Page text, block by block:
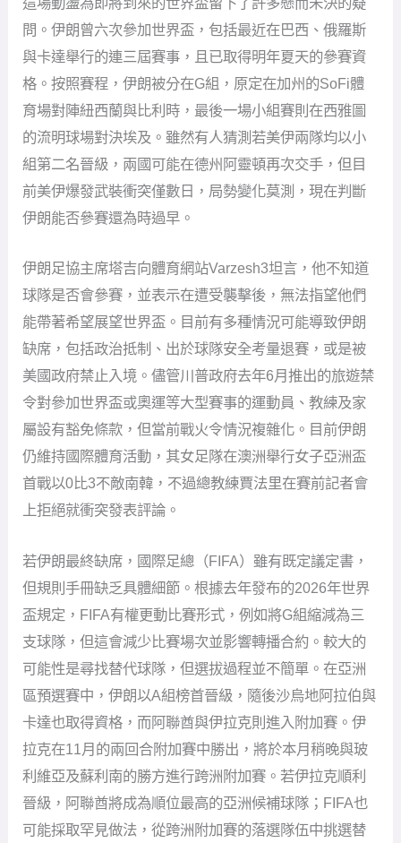
問。伊朗曾六次參加世界盃，包括最近在巴西、俄羅斯
與卡達舉行的連三屆賽事，且已取得明年夏天的參賽資
格。按照賽程，伊朗被分在G組，原定在加州的SoFi體
育場對陣紐西蘭與比利時，最後一場小組賽則在西雅圖
的流明球場對決埃及。雖然有人猜測若美伊兩隊均以小
組第二名晉級，兩國可能在德州阿靈頓再次交手，但目
前美伊爆發武裝衝突僅數日，局勢變化莫測，現在判斷
伊朗能否參賽還為時過早。
伊朗足協主席塔吉向體育網站Varzesh3坦言，他不知道
球隊是否會參賽，並表示在遭受襲擊後，無法指望他們
能帶著希望展望世界盃。目前有多種情況可能導致伊朗
缺席，包括政治抵制、出於球隊安全考量退賽，或是被
美國政府禁止入境。儘管川普政府去年6月推出的旅遊禁
令對參加世界盃或奧運等大型賽事的運動員、教練及家
屬設有豁免條款，但當前戰火令情況複雜化。目前伊朗
仍維持國際體育活動，其女足隊在澳洲舉行女子亞洲盃
首戰以0比3不敵南韓，不過總教練賈法里在賽前記者會
上拒絕就衝突發表評論。
若伊朗最終缺席，國際足總（FIFA）雖有既定議定書，
但規則手冊缺乏具體細節。根據去年發布的2026年世界
盃規定，FIFA有權更動比賽形式，例如將G組縮減為三
支球隊，但這會減少比賽場次並影響轉播合約。較大的
可能性是尋找替代球隊，但選拔過程並不簡單。在亞洲
區預選賽中，伊朗以A組榜首晉級，隨後沙烏地阿拉伯與
卡達也取得資格，而阿聯酋與伊拉克則進入附加賽。伊
拉克在11月的兩回合附加賽中勝出，將於本月稍晚與玻
利維亞及蘇利南的勝方進行跨洲附加賽。若伊拉克順利
晉級，阿聯酋將成為順位最高的亞洲候補球隊；FIFA也
可能採取罕見做法，從跨洲附加賽的落選隊伍中挑選替